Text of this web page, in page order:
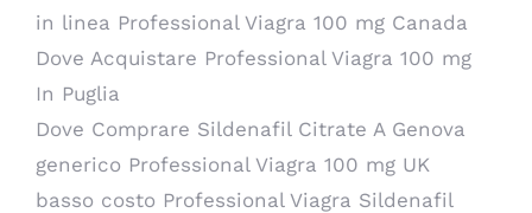
in linea Professional Viagra 100 mg Canada
Dove Acquistare Professional Viagra 100 mg
In Puglia
Dove Comprare Sildenafil Citrate A Genova
generico Professional Viagra 100 mg UK
basso costo Professional Viagra Sildenafil